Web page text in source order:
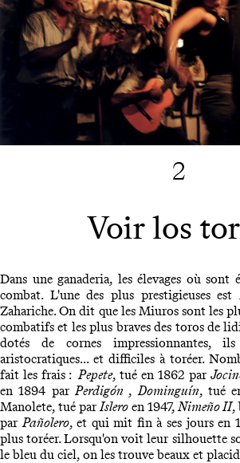
2
Voir los
Dans une ganaderia, les élevages où sont
combat. L'une des plus prestigieuses
Zahariche. On dit que les Miuros sont les
combatifs et les plus braves des toros de
dotés de cornes impressionnantes,
aristocratiques... et difficiles à toréer.
fait les frais :Pepete, tué en 1862 par
en 1894 parPerdigón ,Dominguín, tué
Manolete, tué parIslero en 1947,Nimeño II,
parPañolero, et qui mit fin à ses jours en
plus toréer. Lorsqu'on voit leur silhouette
le bleu du ciel, on les trouve beaux et